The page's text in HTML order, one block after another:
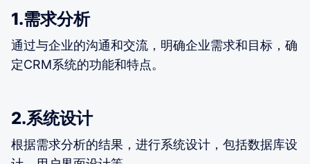
1.需求分析
通过与企业的沟通和交流，明确企业需求和目标，确
定CRM系统的功能和特点。
2.系统设计
根据需求分析的结果，进行系统设计，包括数据库设